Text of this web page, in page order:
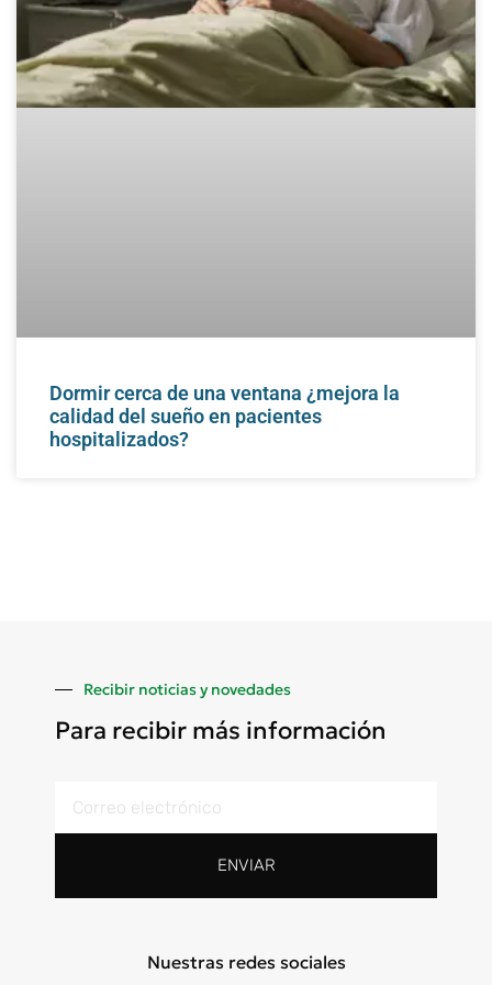
Dormir cerca de una ventana ¿mejora la
calidad del sueño en pacientes
hospitalizados?
Recibir noticias y novedades
Para recibir más información
ENVIAR
Nuestras redes sociales